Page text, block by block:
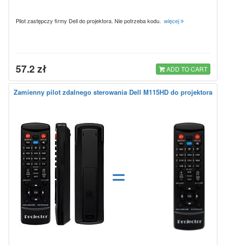
Pilot zastępczy firmy Dell do projektora. Nie potrzeba kodu. więcej
57.2 zł ADD TO CART
Zamienny pilot zdalnego sterowania Dell M115HD do projektora
=